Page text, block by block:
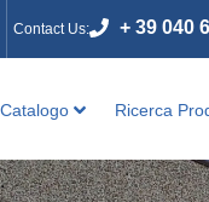
Contact Us: + 39 040
Ricerca